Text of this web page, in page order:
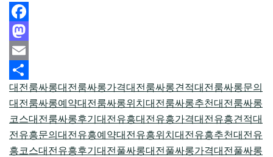
Facebook
Mastodon
Email
Share
대전룸싸롱대전룸싸롱가격대전룸싸롱견적대전룸싸롱문의
대전룸싸롱예약대전룸싸롱위치 대전룸싸롱추천대전룸싸롱
코스대전룸싸롱후기 대전유흥대전유흥가격대전유흥견적대
전유흥문의 대전유흥예약대전유흥위치 대전유흥추천대전유
흥코스대전유흥후기 대전풀싸롱대전풀싸롱가격대전풀싸롱